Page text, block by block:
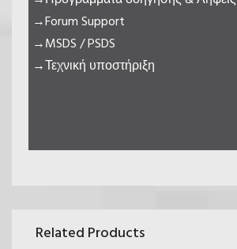
→Forum Support
→MSDS / PSDS
→Τεχνική υποστήριξη
Related Products